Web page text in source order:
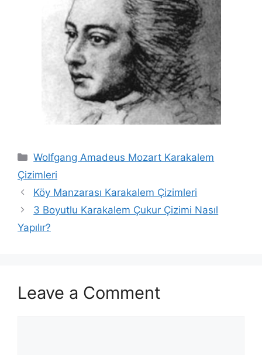
Categories
Wolfgang Amadeus Mozart Karakalem
Çizimleri
Köy Manzarası Karakalem Çizimleri
3 Boyutlu Karakalem Çukur Çizimi Nasıl
Yapılır?
Leave a Comment